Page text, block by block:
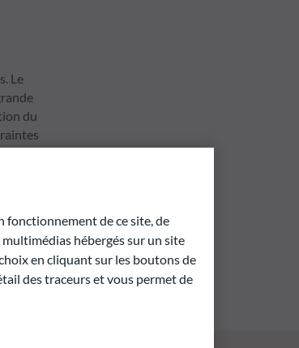
Le
du
dans
fonctionnement de ce site, de
hébergés sur un site
en cliquant sur les boutons de
des traceurs et vous permet de